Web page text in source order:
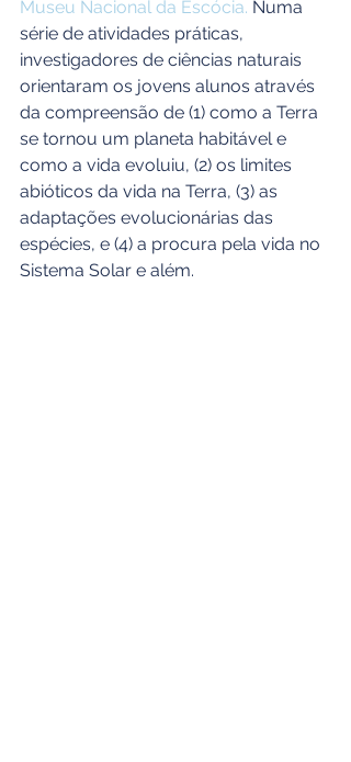
Museu Nacional da Escócia. Numa
série de atividades práticas,
investigadores de ciências naturais
orientaram os jovens alunos através
da compreensão de (1) como a Terra
se tornou um planeta habitável e
como a vida evoluiu, (2) os limites
abióticos da vida na Terra, (3) as
adaptações evolucionárias das
espécies, e (4) a procura pela vida no
Sistema Solar e além.